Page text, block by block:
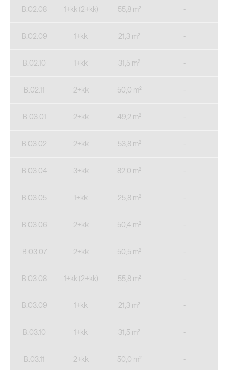
B.02.08 1+kk (2+kk) 55,8 m² -
B.02.09 1+kk 21,3 m² -
B.02.10 1+kk 31,5 m² -
B.02.11 2+kk 50,0 m² -
B.03.01 2+kk 49,2 m² -
B.03.02 2+kk 53,8 m² -
B.03.04 3+kk 82,0 m² -
B.03.05 1+kk 25,8 m² -
B.03.06 2+kk 50,4 m² -
B.03.07 2+kk 50,5 m² -
B.03.08 1+kk (2+kk) 55,8 m² -
B.03.09 1+kk 21,3 m² -
B.03.10 1+kk 31,5 m² -
B.03.11 2+kk 50,0 m² -